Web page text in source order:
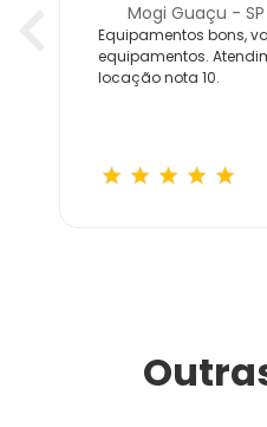
Mogi Guaçu -
Equipamentos bons,
equipamentos.
locação nota 10.